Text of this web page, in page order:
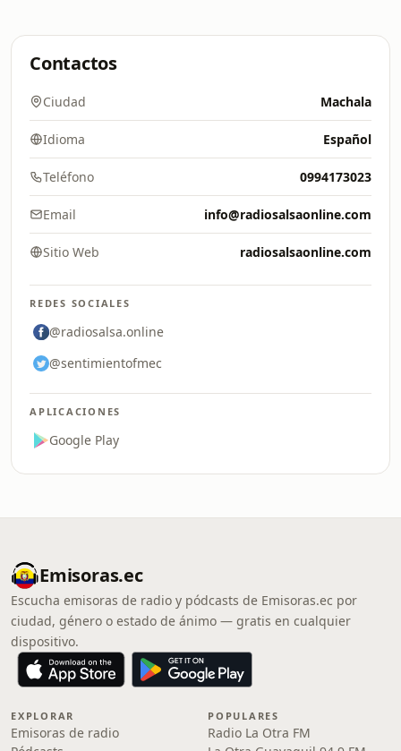
Contactos
Ciudad Machala
Idioma Español
Teléfono 0994173023
Email info@radiosalsaonline.com
Sitio Web radiosalsaonline.com
REDES SOCIALES
@radiosalsa.online
@sentimientofmec
APLICACIONES
Google Play
Emisoras.ec
Escucha emisoras de radio y pódcasts de Emisoras.ec por
ciudad, género o estado de ánimo — gratis en cualquier
dispositivo.
EXPLORAR
Emisoras de radio
POPULARES
Radio La Otra FM